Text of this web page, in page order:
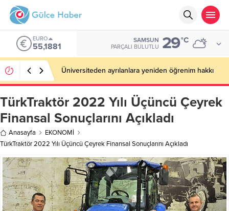
EURO
55,1881
SAMSUN
PARÇALI BULUTLU 29°C
Üniversiteden ayrılanlara yeniden öğrenim hakkı
TürkTraktör 2022 Yılı Üçüncü Çeyrek
Finansal Sonuçlarını Açıkladı
Anasayfa
EKONOMİ
TürkTraktör 2022 Yılı Üçüncü Çeyrek Finansal Sonuçlarını Açıkladı